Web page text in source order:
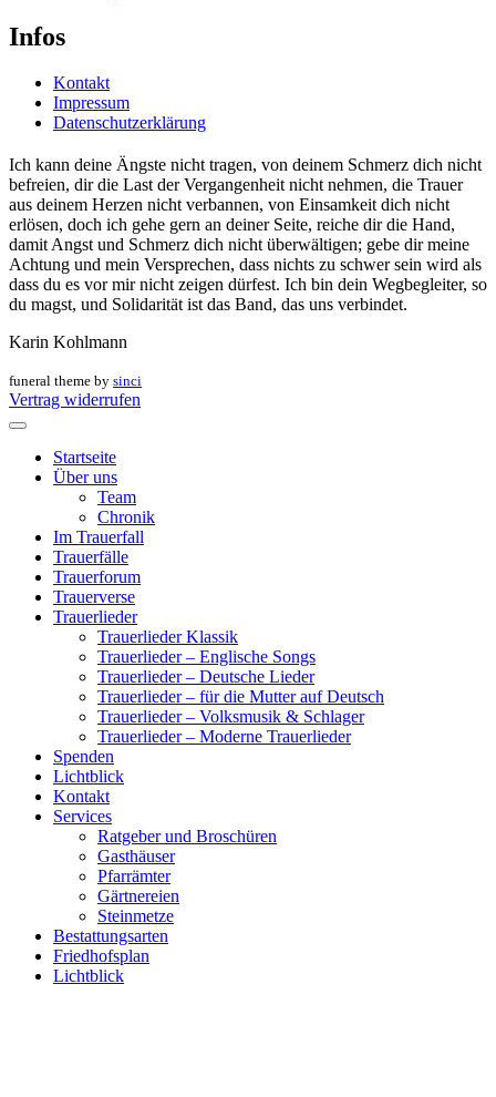
Infos
Kontakt
Impressum
Datenschutzerklärung
Ich kann deine Ängste nicht tragen, von deinem Schmerz dich nicht
befreien, dir die Last der Vergangenheit nicht nehmen, die Trauer
aus deinem Herzen nicht verbannen, von Einsamkeit dich nicht
erlösen, doch ich gehe gern an deiner Seite, reiche dir die Hand,
damit Angst und Schmerz dich nicht überwältigen; gebe dir meine
Achtung und mein Versprechen, dass nichts zu schwer sein wird als
dass du es vor mir nicht zeigen dürfest. Ich bin dein Wegbegleiter, so
du magst, und Solidarität ist das Band, das uns verbindet.
Karin Kohlmann
funeral theme by sinci
Vertrag widerrufen
Startseite
Über uns
Team
Chronik
Im Trauerfall
Trauerfälle
Trauerforum
Trauerverse
Trauerlieder
Trauerlieder Klassik
Trauerlieder – Englische Songs
Trauerlieder – Deutsche Lieder
Trauerlieder – für die Mutter auf Deutsch
Trauerlieder – Volksmusik & Schlager
Trauerlieder – Moderne Trauerlieder
Spenden
Lichtblick
Kontakt
Services
Ratgeber und Broschüren
Gasthäuser
Pfarrämter
Gärtnereien
Steinmetze
Bestattungsarten
Friedhofsplan
Lichtblick